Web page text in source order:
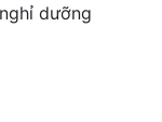
dưỡng